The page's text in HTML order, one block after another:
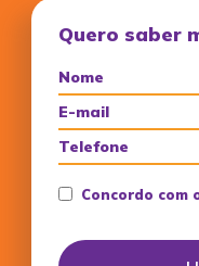
Quero saber
Concordo com